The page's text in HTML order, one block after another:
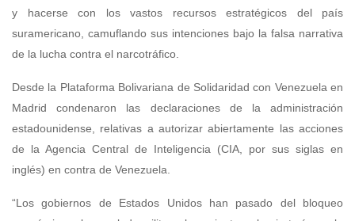
y hacerse con los vastos recursos estratégicos del país
suramericano, camuflando sus intenciones bajo la falsa narrativa
de la lucha contra el narcotráfico.
Desde la Plataforma Bolivariana de Solidaridad con Venezuela en
Madrid condenaron las declaraciones de la administración
estadounidense, relativas a autorizar abiertamente las acciones
de la Agencia Central de Inteligencia (CIA, por sus siglas en
inglés) en contra de Venezuela.
“Los gobiernos de Estados Unidos han pasado del bloqueo